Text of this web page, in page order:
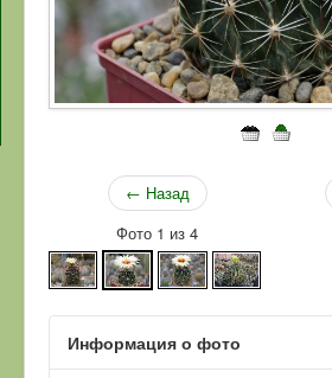
← Назад
Фото 1 из 4
Информация о фото